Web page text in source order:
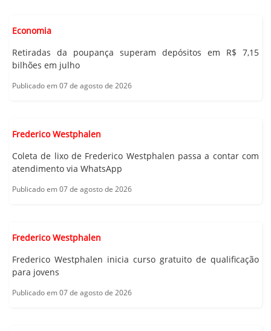
Economia
Retiradas da poupança superam depósitos em R$ 7,15
bilhões em julho
Publicado em 07 de agosto de 2026
Frederico Westphalen
Coleta de lixo de Frederico Westphalen passa a contar com
atendimento via WhatsApp
Publicado em 07 de agosto de 2026
Frederico Westphalen
Frederico Westphalen inicia curso gratuito de qualificação
para jovens
Publicado em 07 de agosto de 2026